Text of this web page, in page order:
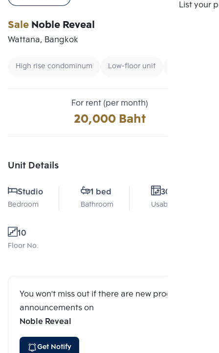
List your
SaleNoble Reveal
Wattana, Bangkok
High rise condominum Low-floor unit
For rent (per month)
20,000 Baht
Unit Details
Studio
Bedroom
1 bed
Bathroom
30 Sq.m.
Usable area
10
Floor No.
You won't miss out if there are new program
announcements on
Noble Reveal
Get Notify